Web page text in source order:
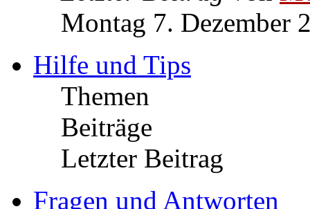
Letzter Beitragvon
Montag 7. Dezember
Hilfe und Tips
Themen
Beiträge
Letzter Beitrag